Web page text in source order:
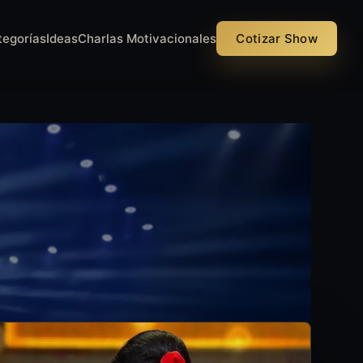
IdeasCharlas Motivacionales Cotizar Show